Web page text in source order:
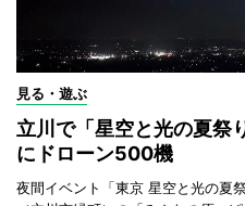
見る・遊ぶ
立川で「星空と光の夏
にドローン500機
夜間イベント「東京 星空と光の夏